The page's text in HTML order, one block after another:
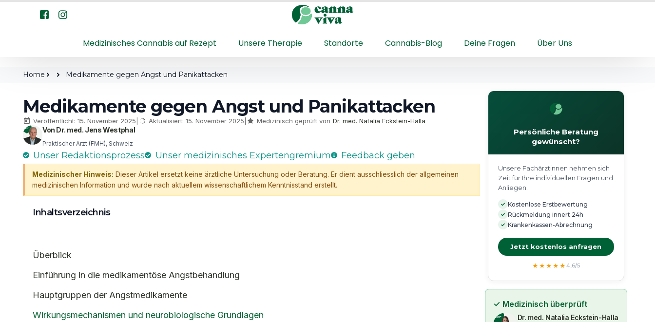
Medizinisches Cannabis auf Rezept Unsere Therapie Standorte Cannabis-Blog Deine Fragen Über Uns
Home Medikamente gegen Angst und Panikattacken
Medikamente gegen Angst und Panikattacken
Veröffentlicht: 15. November 2025 Aktualisiert: 15. November 2025 Medizinisch geprüft von Dr. med. Natalia Eckstein-Halla
Von Dr. med. Jens Westphal
Praktischer Arzt (FMH), Schweiz
Unser Redaktionsprozess Unser medizinisches Expertengremium Feedback geben
Medizinischer Hinweis: Dieser Artikel ersetzt keine ärztliche Untersuchung oder Beratung. Er dient ausschliesslich der allgemeinen
medizinischen Information und wurde nach aktuellem wissenschaftlichem Kenntnisstand erstellt.
Inhaltsverzeichnis
Überblick
Einführung in die medikamentöse Angstbehandlung
Hauptgruppen der Angstmedikamente
Wirkungsmechanismen und neurobiologische Grundlagen
Persönliche Beratung
gewünscht?
Unsere Fachärztinnen nehmen sich
Zeit für Ihre individuellen Fragen und
Anliegen.
✓ Kostenlose Erstbewertung
✓ Rückmeldung innert 24h
✓ Krankenkassen-Abrechnung
Jetzt kostenlos anfragen
★★★★★ 4,6/5
✓ Medizinisch überprüft
Dr. med. Natalia Eckstein-Halla